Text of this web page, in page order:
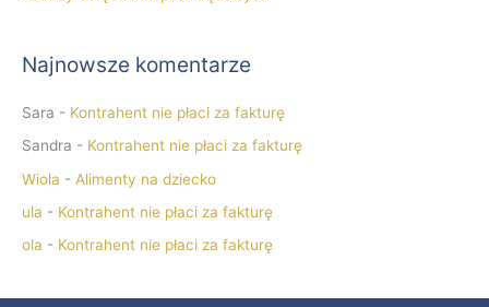
Najnowsze komentarze
Sara - Kontrahent nie płaci za fakturę
Sandra - Kontrahent nie płaci za fakturę
Wiola - Alimenty na dziecko
ula - Kontrahent nie płaci za fakturę
ola - Kontrahent nie płaci za fakturę